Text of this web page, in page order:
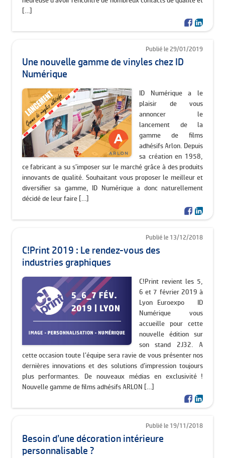
[…]
Publié le 29/01/2019
Une nouvelle gamme de vinyles chez ID
Numérique
ID Numérique a le
plaisir de vous
annoncer le
lancement de la
gamme de films
adhésifs Arlon. Depuis
sa création en 1958,
ce fabricant a su s’imposer sur le marché grâce à des produits
innovants de qualité. Souhaitant vous proposer le meilleur et
diversifier sa gamme, ID Numérique a donc naturellement
décidé de leur faire […]
Publié le 13/12/2018
C!Print 2019 : Le rendez-vous des
industries graphiques
C!Print revient les 5,
6 et 7 février 2019 à
Lyon Euroexpo ID
Numérique vous
accueille pour cette
nouvelle édition sur
son stand 2J32. A
cette occasion toute l’équipe sera ravie de vous présenter nos
dernières innovations et des solutions d’impression toujours
plus performantes. De nouveaux médias en exclusivité !
Nouvelle gamme de films adhésifs ARLON […]
Publié le 19/11/2018
Besoin d’une décoration intérieure
personnalisable ?